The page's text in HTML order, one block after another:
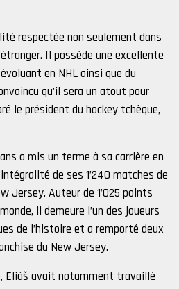
respectée non seulement dans
Il possède une excellente
en NHL ainsi que du
qu’il sera un atout pour
le président du hockey tchèque,
a mis un terme à sa carrière en
de ses 1’240 matches de
Jersey. Auteur de 1’025 points
il demeure l’un des joueurs
de l’histoire et a remporté deux
du New Jersey.
Eliáš avait notamment travaillé